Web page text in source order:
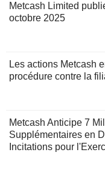
Metcash Limited
octobre 2025
Les actions Metcash
procédure contre la
Metcash Anticipe 7
Supplémentaires en
Incitations pour